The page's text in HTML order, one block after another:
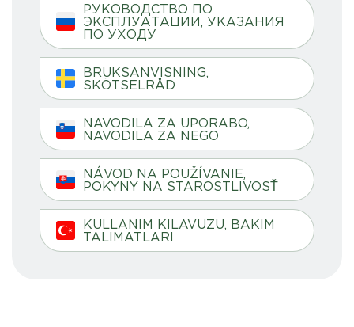
РУКОВОДСТВО ПО
ЭКСПЛУАТАЦИИ, УКАЗАНИЯ
ПО УХОДУ
BRUKSANVISNING,
SKÖTSELRÅD
NAVODILA ZA UPORABO,
NAVODILA ZA NEGO
NÁVOD NA POUŽÍVANIE,
POKYNY NA STAROSTLIVOSŤ
KULLANIM KILAVUZU, BAKIM
TALIMATLARI